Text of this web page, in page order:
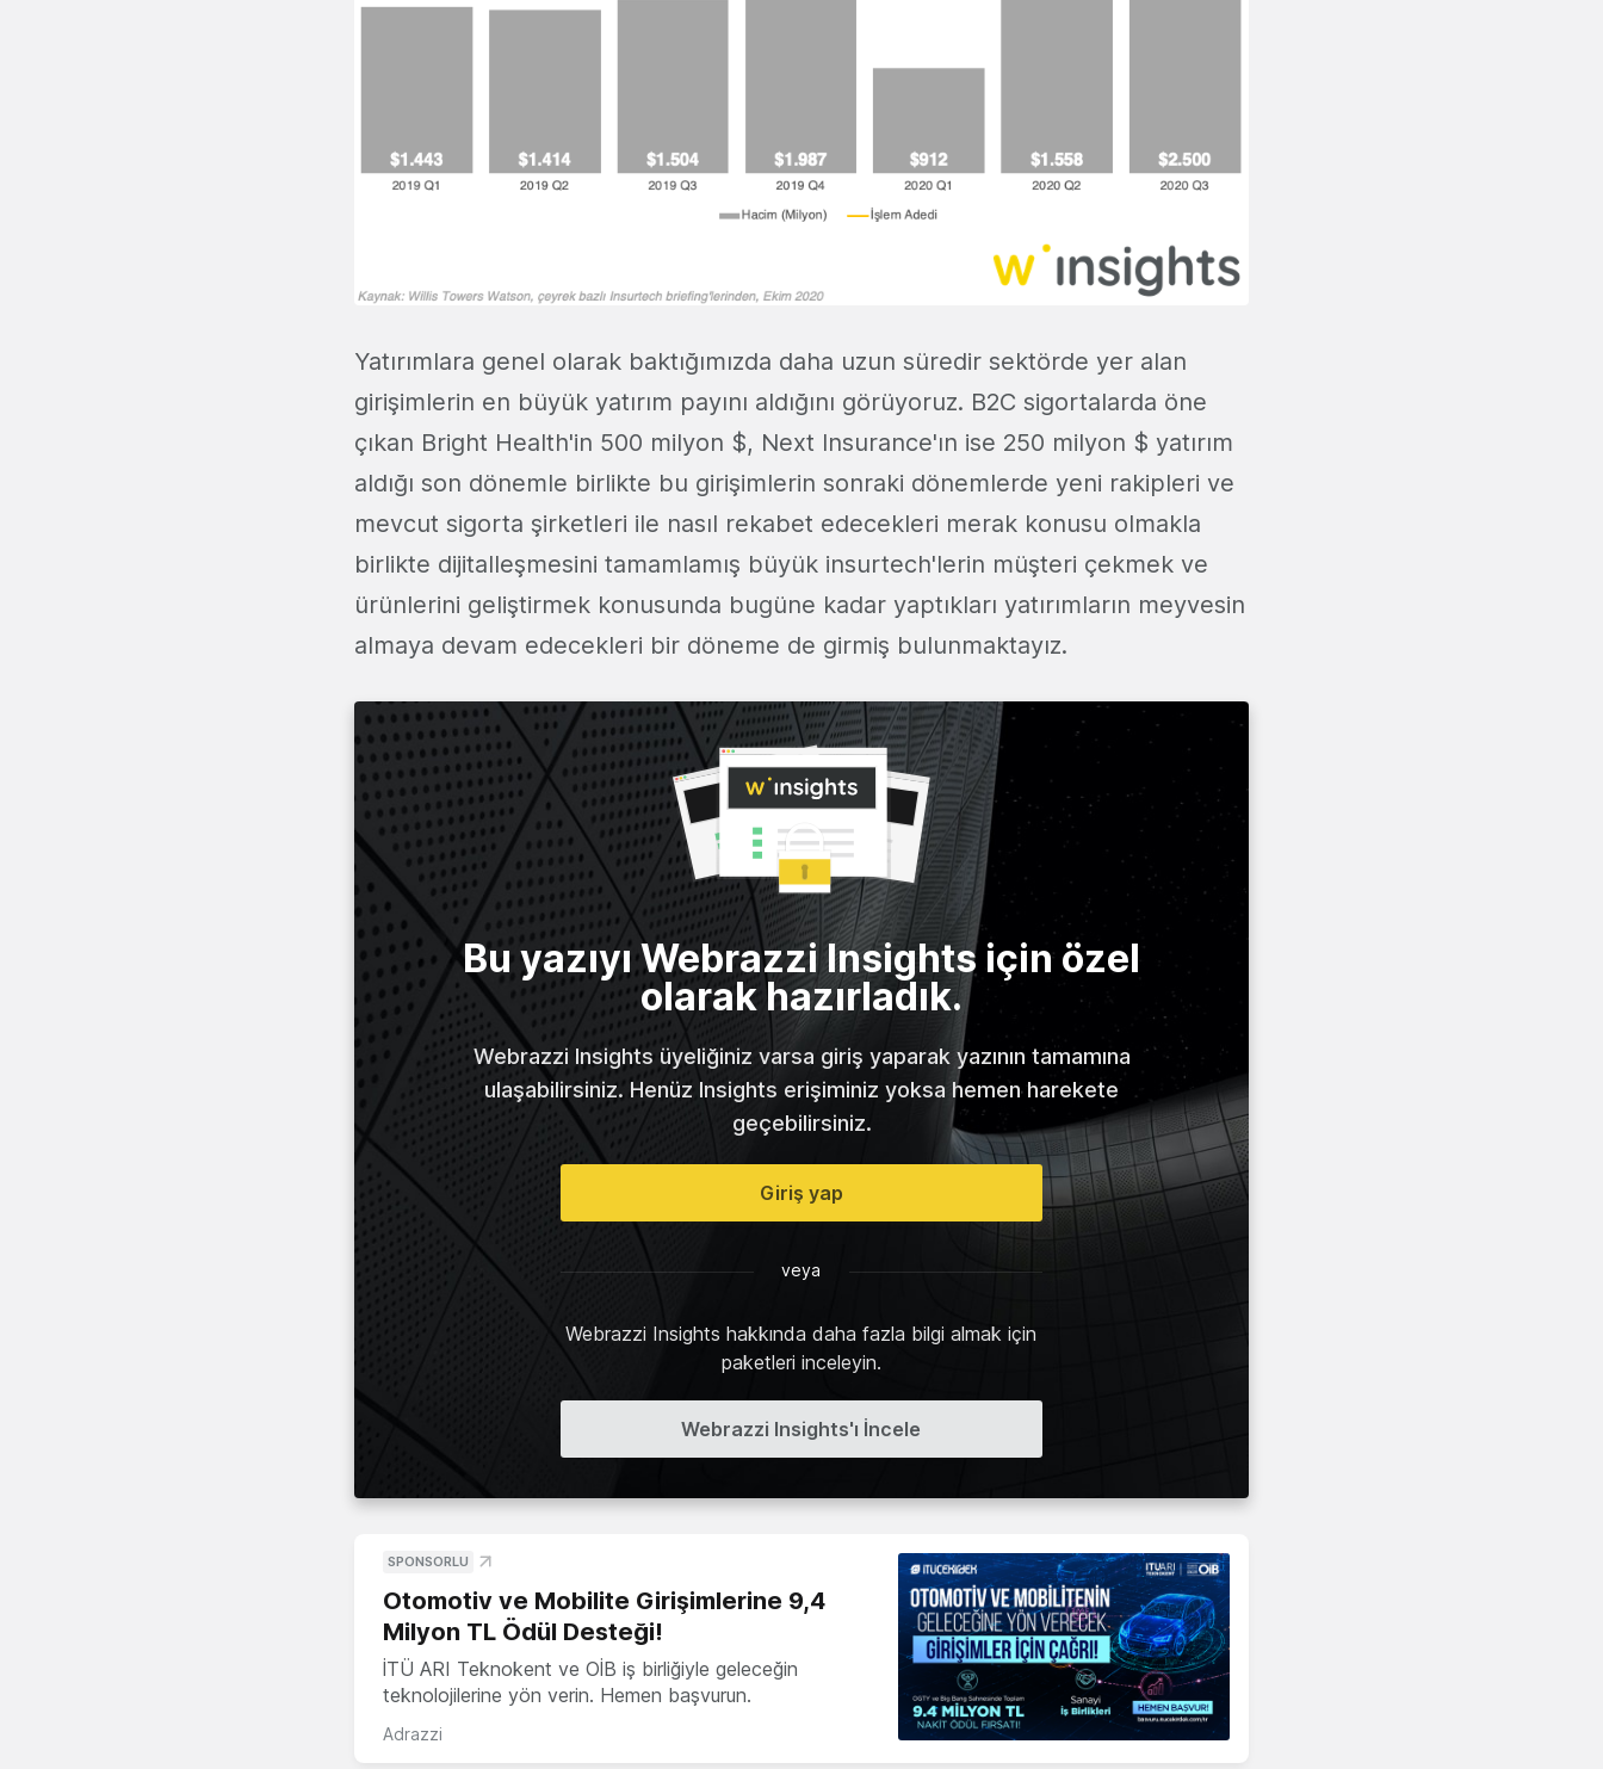
Yatırımlara genel olarak baktığımızda daha uzun süredir sektörde yer alan
girişimlerin en büyük yatırım payını aldığını görüyoruz. B2C sigortalarda öne
çıkan Bright Health'in 500 milyon $, Next Insurance'ın ise 250 milyon $ yatırım
aldığı son dönemle birlikte bu girişimlerin sonraki dönemlerde yeni rakipleri ve
mevcut sigorta şirketleri ile nasıl rekabet edecekleri merak konusu olmakla
birlikte dijitalleşmesini tamamlamış büyük insurtech'lerin müşteri çekmek ve
ürünlerini geliştirmek konusunda bugüne kadar yaptıkları yatırımların meyvesin
almaya devam edecekleri bir döneme de girmiş bulunmaktayız.
Bu yazıyı Webrazzi Insights için özel
olarak hazırladık.
Webrazzi Insights üyeliğiniz varsa giriş yaparak yazının tamamına
ulaşabilirsiniz. Henüz Insights erişiminiz yoksa hemen harekete
geçebilirsiniz.
Giriş yap
veya
Webrazzi Insights hakkında daha fazla bilgi almak için
paketleri inceleyin.
Webrazzi Insights'ı İncele
SPONSORLU
Otomotiv ve Mobilite Girişimlerine 9,4
Milyon TL Ödül Desteği!
İTÜ ARI Teknokent ve OİB iş birliğiyle geleceğin
teknolojilerine yön verin. Hemen başvurun.
Adrazzi